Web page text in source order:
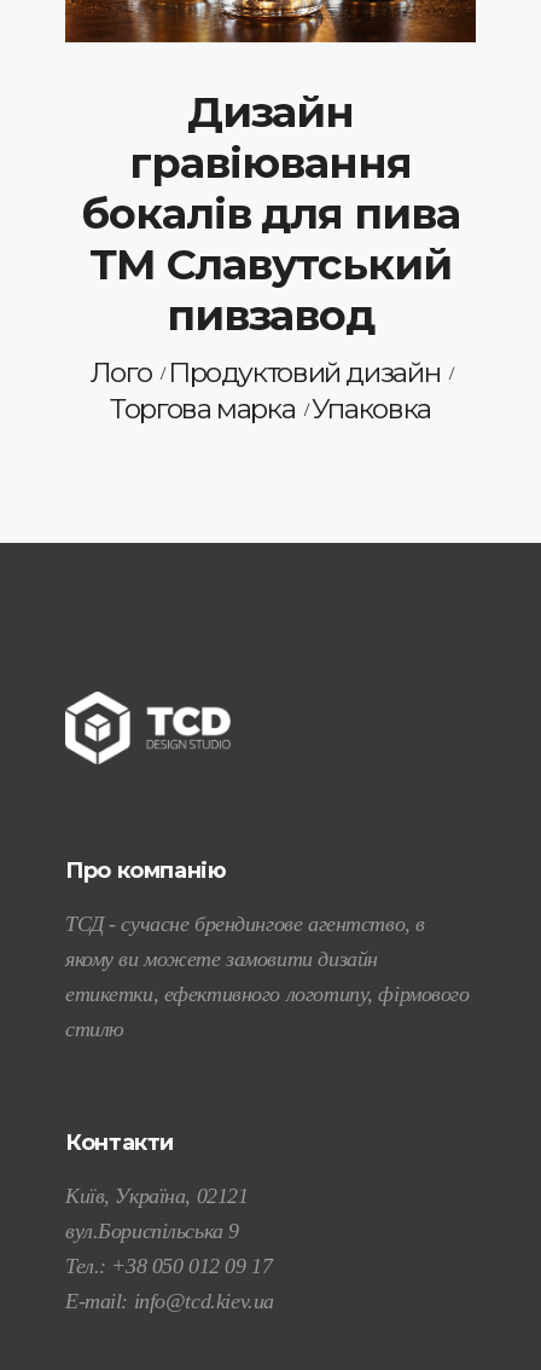
Дизайн
гравіювання
бокалів для пива
ТМ Славутський
пивзавод
Лого Продуктовий дизайн
Торгова марка Упаковка
Про компанію
ТСД - сучасне брендингове агентство, в
якому ви можете замовити дизайн
етикетки, ефективного логотипу, фірмового
стилю
Контакти
Київ, Україна, 02121
вул.Бориспільська 9
Тел.: +38 050 012 09 17
E-mail: info@tcd.kiev.ua